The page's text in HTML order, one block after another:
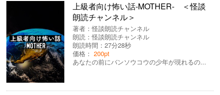
上級者向け怖い話-MOTHER- ＜怪談
朗読チャンネル＞
著者：怪談朗読チャンネル
朗読：怪談朗読チャンネル
朗読時間：27分28秒
価格：200pt
あなたの前にバンソウコウの少年が現れるの...